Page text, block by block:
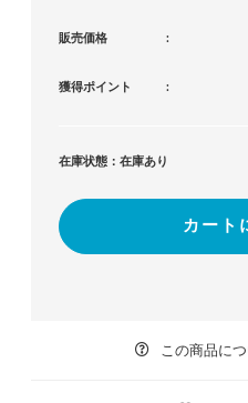
販売価格
獲得ポイント
在庫状態：在庫あり
カート
この商品に